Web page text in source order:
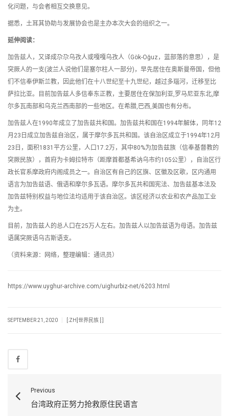
化问题，与会者相互交换意见。
据悉，土耳其协助与发展协会也是主办本次大会的组织之一。
延伸阅读：
加告兹人，又译成尕尕乌孜人或嘎嘎乌孜人（Gök-Oğuz，蓝部落的意思），是
突厥人的一支(波兰人说他们是塞尔柱人一部分)，早先居住在奥斯曼帝国，但他
们不信奉伊斯兰教，因此他们在十八世纪至十九世纪，越过多瑙河，迁移至比
萨拉比亚。目前加告兹人多信奉东正教，主要居住在保加利亚,罗马尼亚东北,摩
尔多瓦南部和乌克兰西南部的一些地区。在希腊,巴西,美国也有分布。
加告兹人在1990年成立了加告兹共和国。加告兹共和国在1994年解体，同年12
月23日成立加告兹自治区，属于摩尔多瓦共和国。该自治区成立于1994年12月
23日，面积1831平方公里，人口17.2万，其中80%为加告兹族（信奉基督教的
突厥民族），首府为卡姆拉特市（距摩首都基希讷乌市约105公里），自治区行
政长官系摩政府内阁成员之一。自治区有自己的区旗、区徽及区歌，区内通用
语言为加告兹语、俄语和摩尔多瓦语。摩尔多瓦共和国宪法、加告兹基本法及
加告兹特别权益与地位法均适用于该自治区。该区经济以农业和农产品加工业
为主。
目前，加告兹人的总人口在25万人左右。加告兹人以加告兹语为母语。加告兹
语属突厥语乌古斯语支。
（资料来源：网络，整理编辑：通讯员）
https://www.uyghur-archive.com/uighurbiz-net/6203.html
SEPTEMBER 21, 2020 [:ZH]世界民族 [:]
Previous
台湾政府正努力抢救原住民语言